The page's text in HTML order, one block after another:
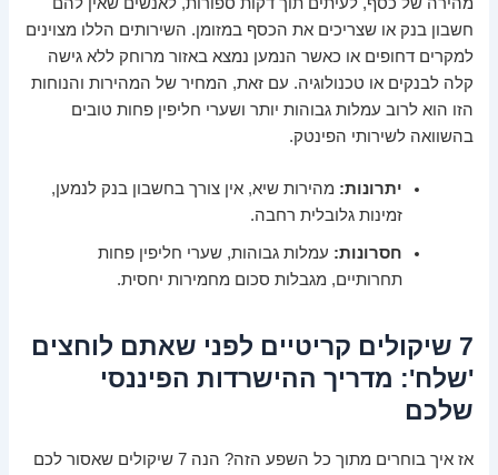
חשבון בנק או שצריכים את הכסף במזומן. השירותים הללו מצוינים
למקרים דחופים או כאשר הנמען נמצא באזור מרוחק ללא גישה
קלה לבנקים או טכנולוגיה. עם זאת, המחיר של המהירות והנוחות
הזו הוא לרוב עמלות גבוהות יותר ושערי חליפין פחות טובים
בהשוואה לשירותי הפינטק.
יתרונות: מהירות שיא, אין צורך בחשבון בנק לנמען,
זמינות גלובלית רחבה.
חסרונות: עמלות גבוהות, שערי חליפין פחות
תחרותיים, מגבלות סכום מחמירות יחסית.
7 שיקולים קריטיים לפני שאתם לוחצים
'שלח': מדריך ההישרדות הפיננסי
שלכם
אז איך בוחרים מתוך כל השפע הזה? הנה 7 שיקולים שאסור לכם